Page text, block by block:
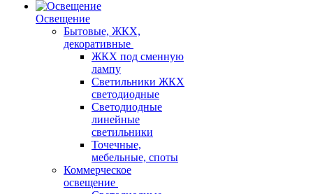
Освещение
Бытовые, ЖКХ,
декоративные
ЖКХ под сменную
лампу
Светильники ЖКХ
светодиодные
Светодиодные
линейные
светильники
Точечные,
мебельные, споты
Коммерческое
освещение